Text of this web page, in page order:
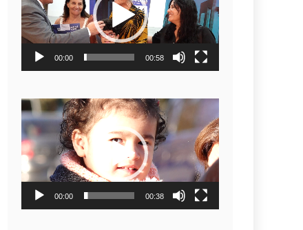
video
00:00 00:58
Reproductor
de
video
00:00 00:38